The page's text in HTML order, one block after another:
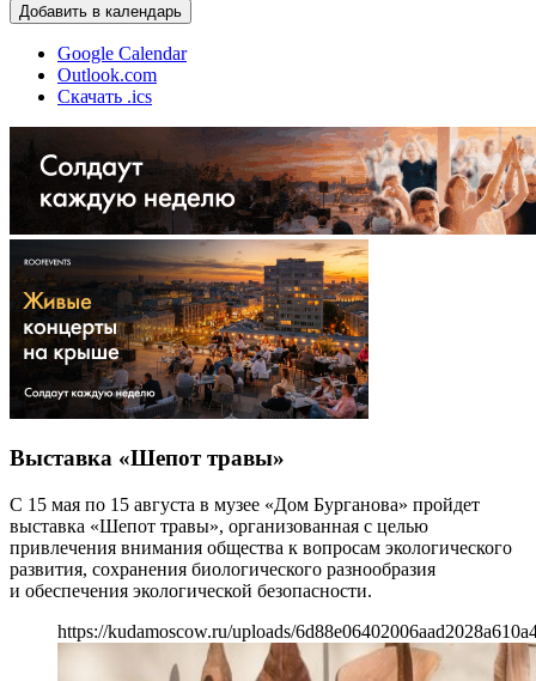
Добавить в календарь
Google Calendar
Outlook.com
Скачать .ics
Выставка «Шепот травы»
С 15 мая по 15 августа в музее «Дом Бурганова» пройдет
выставка «Шепот травы», организованная с целью
привлечения внимания общества к вопросам экологического
развития, сохранения биологического разнообразия
и обеспечения экологической безопасности.
https://kudamoscow.ru/uploads/